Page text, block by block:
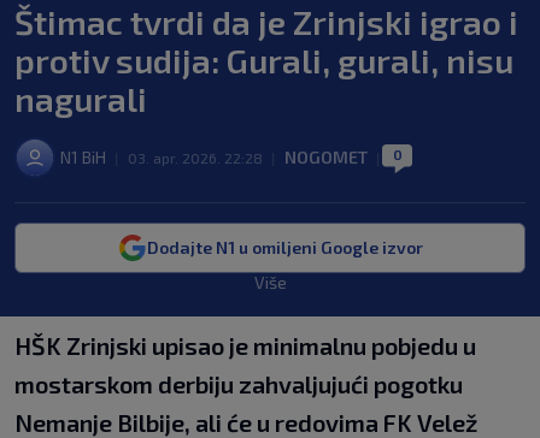
Štimac tvrdi da je Zrinjski igrao i
protiv sudija: Gurali, gurali, nisu
nagurali
N1 BiH 03. apr. 2026. 22:28 NOGOMET 0
Dodajte N1 u omiljeni Google izvor
Više
HŠK Zrinjski upisao je minimalnu pobjedu u
mostarskom derbiju zahvaljujući pogotku
Nemanje Bilbije, ali će u redovima FK Velež